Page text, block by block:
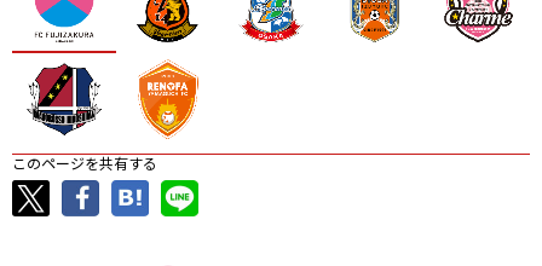
このページを共有する